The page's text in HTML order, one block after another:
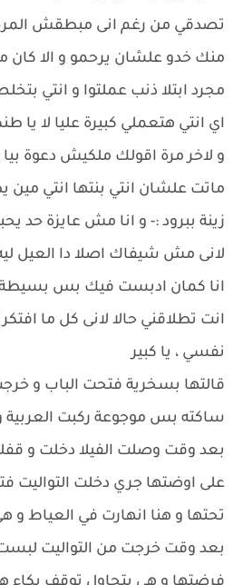
تصدقي من رغم انى مبطقش
منك خدو علشان يرحمو و الا كان
مجرد ابتلا ذنب عملتوا و انتي
اي انتي هتعملي كبيرة عليا لا يا
و لاخر مرة اقولك ملكيش دعوة بيا
ماتت علشان انتي بنتها انتي
زينة ببرود :- و انا مش عايزة حد
لانى مش شيفاك اصلا دا العيل
انا كمان ادبست فيك بس بسيطة
انت تطلاقني حالا لانى كل ما
نفسي ، يا كبير
قالتها بسخرية فتحت الباب و
ساكته بس موجوعة ركبت العربية
بعد وقت وصلت الفيلا دخلت و
على اوضتها جري دخلت التواليت
تحتها و هنا انهارت في العياط و
بعد وقت خرجت من التواليت